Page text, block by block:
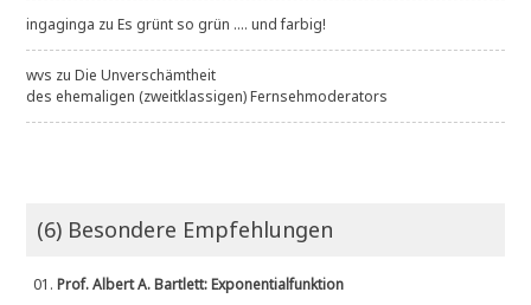
ingaginga zuEs grünt so grün .... und farbig!
wvs zuDie Unverschämtheit
des ehemaligen (zweitklassigen) Fernsehmoderators
(6) Besondere Empfehlungen
01.Prof. Albert A. Bartlett: Exponentialfunktion